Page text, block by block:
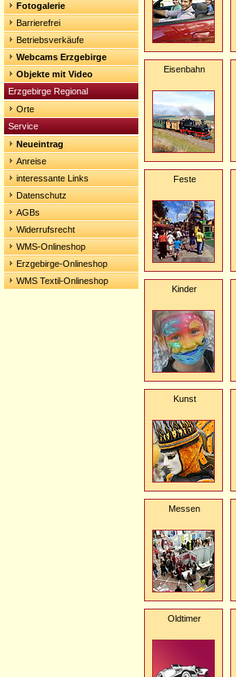
Fotogalerie
Barrierefrei
Betriebsverkäufe
Webcams Erzgebirge
Objekte mit Video
Erzgebirge Regional
Orte
Service
Neueintrag
Anreise
interessante Links
Datenschutz
AGBs
Widerrufsrecht
WMS-Onlineshop
Erzgebirge-Onlineshop
WMS Textil-Onlineshop
Eisenbahn
Feste
Kinder
Kunst
Messen
Oldtimer